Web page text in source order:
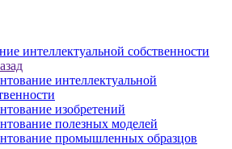
интеллектуальной собственности
интеллектуальной
изобретений
полезных моделей
промышленных образцов